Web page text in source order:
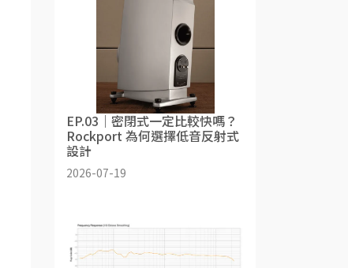
EP.03｜密閉式一定比較快嗎？
Rockport 為何選擇低音反射式
設計
2026-07-19